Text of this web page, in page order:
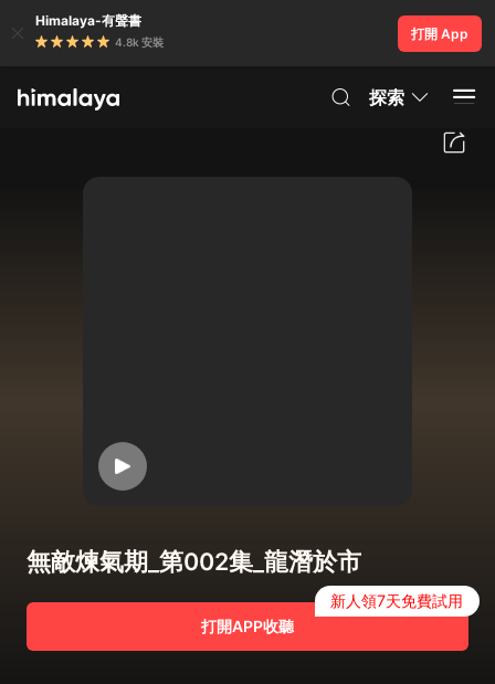
Himalaya-有聲書
4.8k 安裝
打開 App
探索
無敵煉氣期_第002集_龍潛於市
打開APP收聽
新人領7天免費試用